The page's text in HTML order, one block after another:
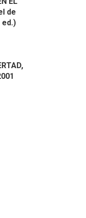
de
ed.)